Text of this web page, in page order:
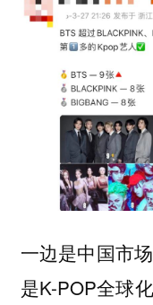
一边是中国市
是K-POP全球